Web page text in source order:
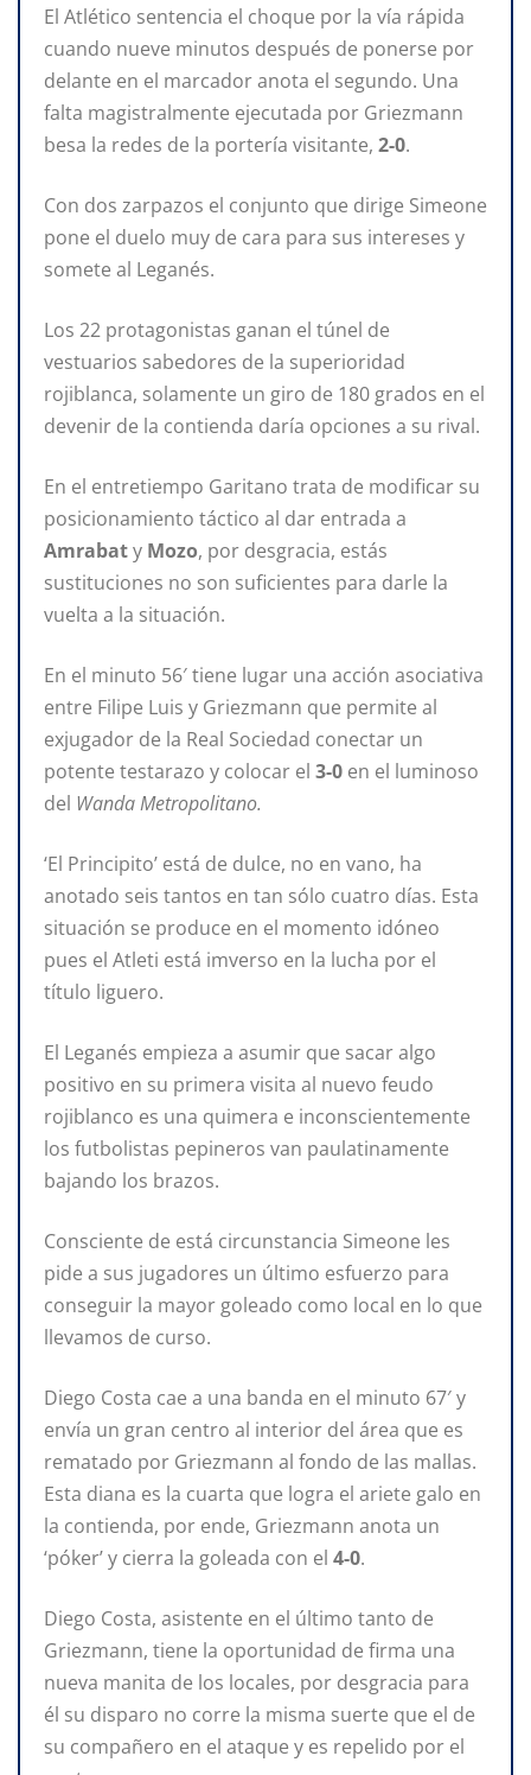
El Atlético sentencia el choque por la vía rápida
cuando nueve minutos después de ponerse por
delante en el marcador anota el segundo. Una
falta magistralmente ejecutada por Griezmann
besa la redes de la portería visitante, 2-0.
Con dos zarpazos el conjunto que dirige Simeone
pone el duelo muy de cara para sus intereses y
somete al Leganés.
Los 22 protagonistas ganan el túnel de
vestuarios sabedores de la superioridad
rojiblanca, solamente un giro de 180 grados en el
devenir de la contienda daría opciones a su rival.
En el entretiempo Garitano trata de modificar su
posicionamiento táctico al dar entrada a
Amrabaty Mozo, por desgracia, estás
sustituciones no son suficientes para darle la
vuelta a la situación.
En el minuto 56′ tiene lugar una acción asociativa
entre Filipe Luis y Griezmann que permite al
exjugador de la Real Sociedad conectar un
potente testarazo y colocar el 3-0 en el luminoso
del Wanda Metropolitano.
‘El Principito’ está de dulce, no en vano, ha
anotado seis tantos en tan sólo cuatro días. Esta
situación se produce en el momento idóneo
pues el Atleti está imverso en la lucha por el
título liguero.
El Leganés empieza a asumir que sacar algo
positivo en su primera visita al nuevo feudo
rojiblanco es una quimera e inconscientemente
los futbolistas pepineros van paulatinamente
bajando los brazos.
Consciente de está circunstancia Simeone les
pide a sus jugadores un último esfuerzo para
conseguir la mayor goleado como local en lo que
llevamos de curso.
Diego Costa cae a una banda en el minuto 67′ y
envía un gran centro al interior del área que es
rematado por Griezmann al fondo de las mallas.
Esta diana es la cuarta que logra el ariete galo en
la contienda, por ende, Griezmann anota un
‘póker’ y cierra la goleada con el 4-0.
Diego Costa, asistente en el último tanto de
Griezmann, tiene la oportunidad de firma una
nueva manita de los locales, por desgracia para
él su disparo no corre la misma suerte que el de
su compañero en el ataque y es repelido por el